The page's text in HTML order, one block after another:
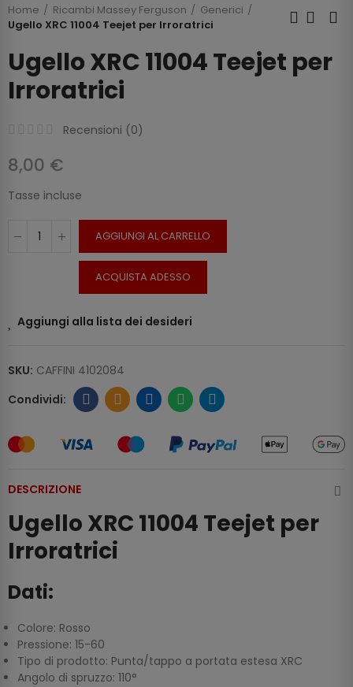
Home Ricambi Massey Ferguson
Generici
Ugello XRC 11004 Teejet per Irroratrici
Ugello XRC 11004 Teejet per
Irroratrici
Recensioni (0)
8,00 €
Tasse incluse
AGGIUNGI AL CARRELLO
ACQUISTA ADESSO
Aggiungi alla lista dei desideri
SKU: CAFFINI 4102084
DESCRIZIONE
Ugello XRC 11004 Teejet per
Irroratrici
Dati:
Colore: Rosso
Pressione: 15-60
Tipo di prodotto: Punta/tappo a portata estesa XRC
Angolo di spruzzo: 110°